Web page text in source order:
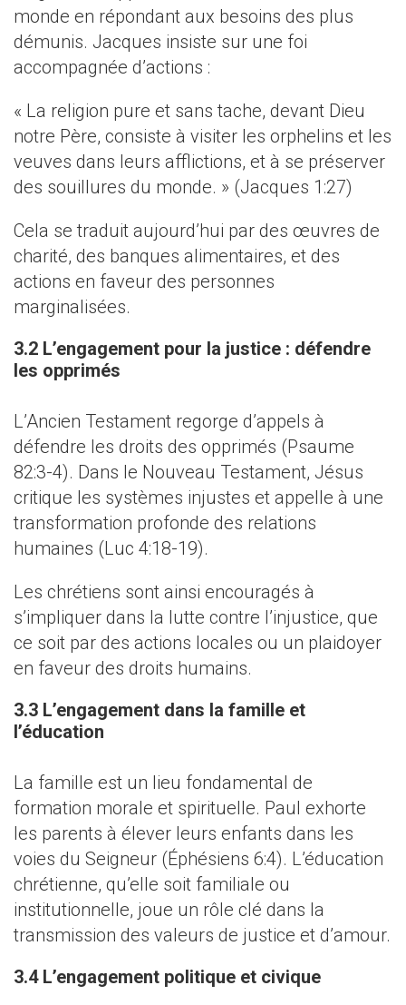
monde en répondant aux besoins des plus
démunis. Jacques insiste sur une foi
accompagnée d’actions :
« La religion pure et sans tache, devant Dieu
notre Père, consiste à visiter les orphelins et les
veuves dans leurs afflictions, et à se préserver
des souillures du monde. » (Jacques 1:27)
Cela se traduit aujourd’hui par des œuvres de
charité, des banques alimentaires, et des
actions en faveur des personnes
marginalisées.
3.2 L’engagement pour la justice : défendre
les opprimés
L’Ancien Testament regorge d’appels à
défendre les droits des opprimés (Psaume
82:3-4). Dans le Nouveau Testament, Jésus
critique les systèmes injustes et appelle à une
transformation profonde des relations
humaines (Luc 4:18-19).
Les chrétiens sont ainsi encouragés à
s’impliquer dans la lutte contre l’injustice, que
ce soit par des actions locales ou un plaidoyer
en faveur des droits humains.
3.3 L’engagement dans la famille et
l’éducation
La famille est un lieu fondamental de
formation morale et spirituelle. Paul exhorte
les parents à élever leurs enfants dans les
voies du Seigneur (Éphésiens 6:4). L’éducation
chrétienne, qu’elle soit familiale ou
institutionnelle, joue un rôle clé dans la
transmission des valeurs de justice et d’amour.
3.4 L’engagement politique et civique